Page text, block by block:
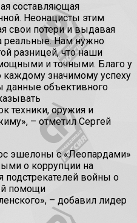
составляющая
Неонацисты этим
свои потери и выдавая
реальные. Нам нужно
разницей, что наши
и точными. Благо у
каждому значимому успеху
объективного
техники, оружия и
– отметил Сергей
эшелоны с «Леопардами»
о коррупции на
подстрекателей войны о
помощи
– добавил лидер